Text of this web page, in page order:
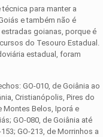
para manter a
e também não é
goianas, porque é
do Tesouro Estadual.
estadual, foram
GO-010, de Goiânia ao
Cristianópolis, Pires do
Montes Belos, Iporá e
GO-080, de Goiânia até
GO-213, de Morrinhos a